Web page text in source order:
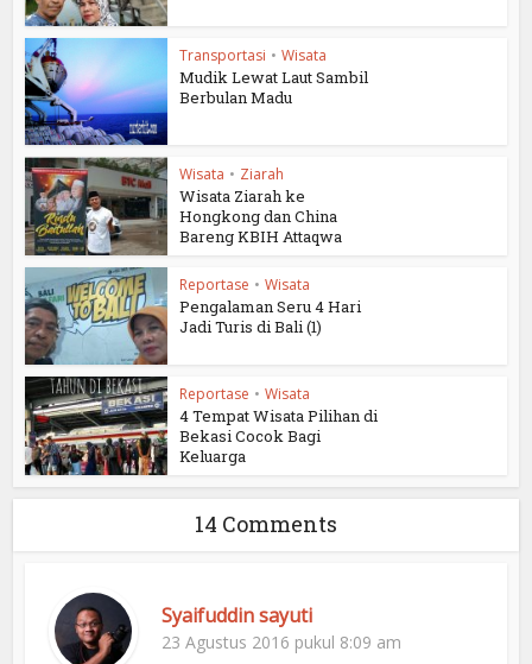
Transportasi • Wisata
Mudik Lewat Laut Sambil
Berbulan Madu
Wisata • Ziarah
Wisata Ziarah ke
Hongkong dan China
Bareng KBIH Attaqwa
Reportase • Wisata
Pengalaman Seru 4 Hari
Jadi Turis di Bali (1)
Reportase • Wisata
4 Tempat Wisata Pilihan di
Bekasi Cocok Bagi
Keluarga
14 Comments
Syaifuddin sayuti
23 Agustus 2016 pukul 8:09 am